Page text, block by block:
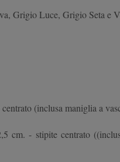
Grigio Luce, Grigio Seta e
(inclusa maniglia a
cm. - stipite centrato